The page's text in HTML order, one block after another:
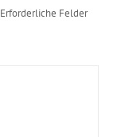
Erforderliche Felder